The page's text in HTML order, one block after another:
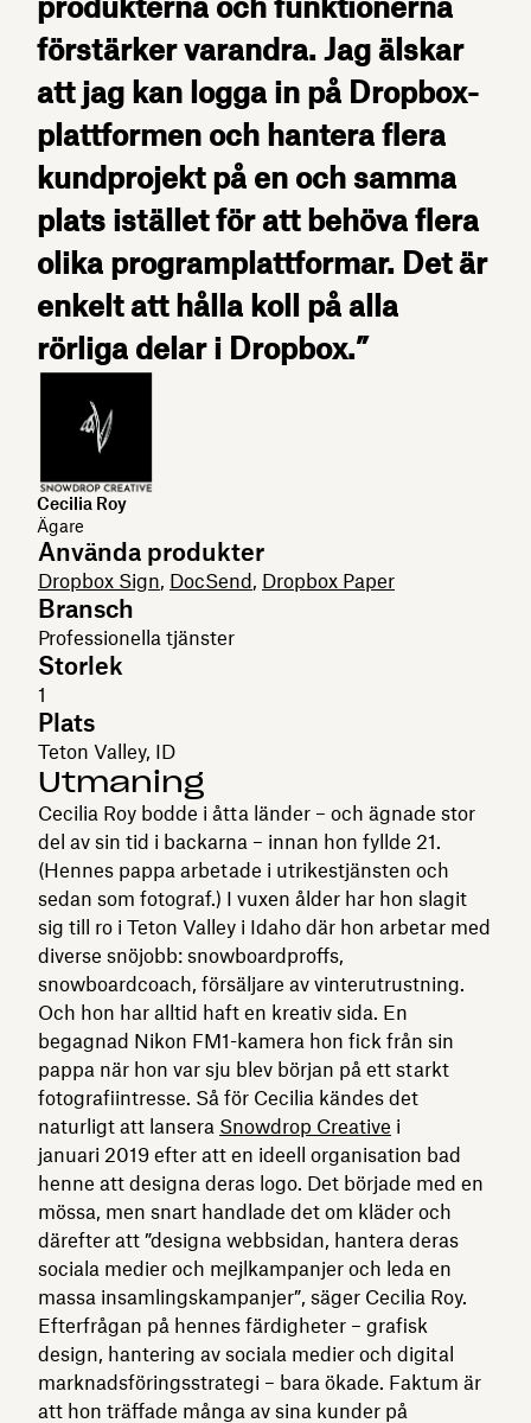
produkterna och funktionerna
förstärker varandra. Jag älskar
att jag kan logga in på Dropbox-
plattformen och hantera flera
kundprojekt på en och samma
plats istället för att behöva flera
olika programplattformar. Det är
enkelt att hålla koll på alla
rörliga delar i Dropbox.”
Cecilia Roy
Ägare
Använda produkter
Dropbox Sign, DocSend , Dropbox Paper
Bransch
Professionella tjänster
Storlek
1
Plats
Teton Valley, ID
Utmaning
Cecilia Roy bodde i åtta länder – och ägnade stor
del av sin tid i backarna – innan hon fyllde 21.
(Hennes pappa arbetade i utrikestjänsten och
sedan som fotograf.) I vuxen ålder har hon slagit
sig till ro i Teton Valley i Idaho där hon arbetar med
diverse snöjobb: snowboardproffs,
snowboardcoach, försäljare av vinterutrustning.
Och hon har alltid haft en kreativ sida. En
begagnad Nikon FM1-kamera hon fick från sin
pappa när hon var sju blev början på ett starkt
fotografiintresse. Så för Cecilia kändes det
naturligt att lansera Snowdrop Creative i
januari 2019 efter att en ideell organisation bad
henne att designa deras logo. Det började med en
mössa, men snart handlade det om kläder och
därefter att ”designa webbsidan, hantera deras
sociala medier och mejlkampanjer och leda en
massa insamlingskampanjer”, säger Cecilia Roy.
Efterfrågan på hennes färdigheter – grafisk
design, hantering av sociala medier och digital
marknadsföringsstrategi – bara ökade. Faktum är
att hon träffade många av sina kunder på